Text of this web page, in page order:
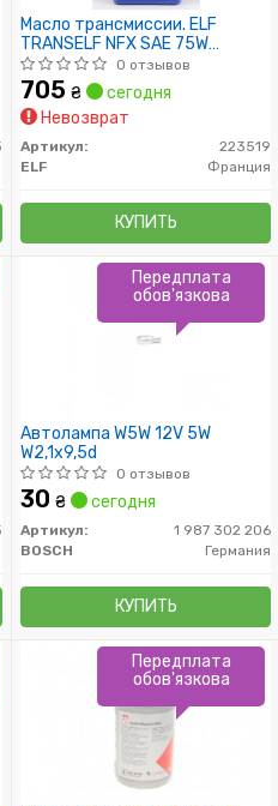
Масло трансмиссии. ELF
TRANSELF NFX SAE 75W
(Канистра 1л)0 отзывов
705 ₴
сегодня
Невозврат
Артикул:
223519
ELF
Франция
КУПИТЬ
Автолампа W5W 12V 5W
W2,1x9,5d
0 отзывов
30 ₴ сегодня
Артикул:
1 987 302 206
BOSCH
Германия
КУПИТЬ
Передплата
обов'язкова
Передплата
обов'язкова